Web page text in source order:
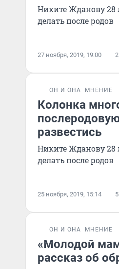
Никите Жданову 28
делать после родов
27 ноября, 2019, 19:00
ОН И ОНА МНЕНИЕ
Колонка
развестись
Никите Жданову 28
делать после родов
25 ноября, 2019, 15:14
ОН И ОНА МНЕНИЕ
«Молодой
рассказ об